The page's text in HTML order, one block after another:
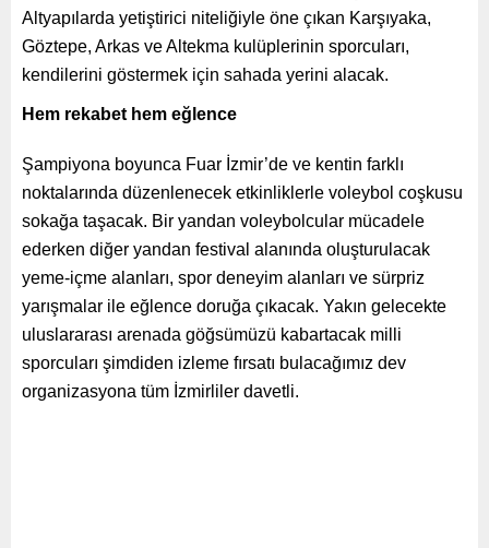
Altyapılarda yetiştirici niteliğiyle öne çıkan Karşıyaka,
Göztepe, Arkas ve Altekma kulüplerinin sporcuları,
kendilerini göstermek için sahada yerini alacak.
Hem rekabet hem eğlence
Şampiyona boyunca Fuar İzmir’de ve kentin farklı
noktalarında düzenlenecek etkinliklerle voleybol coşkusu
sokağa taşacak. Bir yandan voleybolcular mücadele
ederken diğer yandan festival alanında oluşturulacak
yeme-içme alanları, spor deneyim alanları ve sürpriz
yarışmalar ile eğlence doruğa çıkacak. Yakın gelecekte
uluslararası arenada göğsümüzü kabartacak milli
sporcuları şimdiden izleme fırsatı bulacağımız dev
organizasyona tüm İzmirliler davetli.